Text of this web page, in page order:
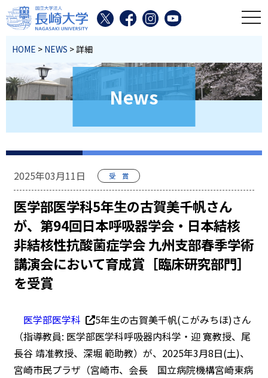
HOME > NEWS > 詳細
News
2025年03月11日 受 賞
医学部医学科5年生の古賀美千帆さん
が、第94回日本呼吸器学会・日本結核
非結核性抗酸菌症学会 九州支部春季学術
講演会において育成賞［臨床研究部門］
を受賞
医学部医学科
5年生の古賀美千帆(こがみちほ)さん
（指導教員: 医学部医学科呼吸器内科学・迎 寛教授、尾
長谷 靖准教授、深堀 範助教）が、2025年3月8日(土)、
宮崎市民プラザ（宮崎市、会長 国立病院機構宮崎東病